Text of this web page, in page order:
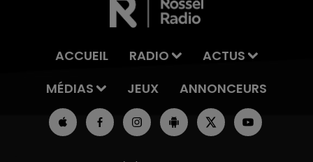
ACCUEIL RADIO
ACTUS
MÉDIAS
JEUX ANNONCEURS